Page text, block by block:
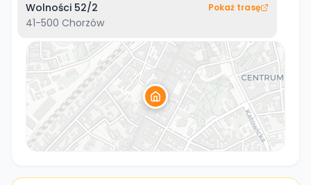
Wolności 52/2
41-500 Chorzów
Pokaż trasę